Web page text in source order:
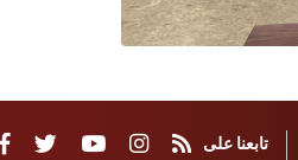
تابعنا على